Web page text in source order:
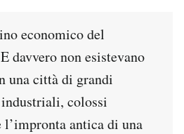
economico del
davvero non esistevano
una città di grandi
colossi
antica di una